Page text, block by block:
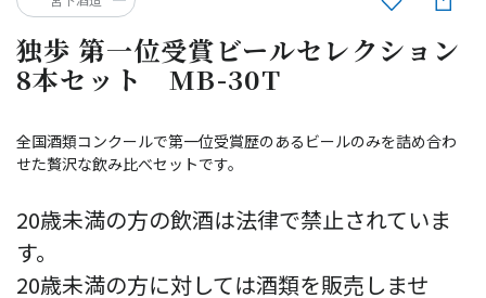
独歩 第一位受賞ビールセレクション
8本セット MB-30T
全国酒類コンクールで第一位受賞歴のあるビールのみを詰め合わ
せた贅沢な飲み比べセットです。
20歳未満の方の飲酒は法律で禁止されていま
す。
20歳未満の方に対しては酒類を販売しませ